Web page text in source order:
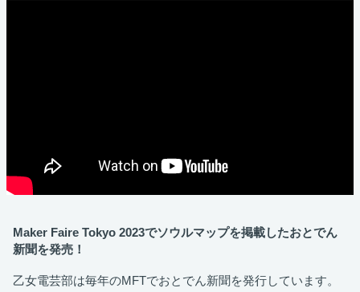
Maker Faire Tokyo 2023でソウルマップを掲載したおとでん
新聞を発売！
乙女電芸部は毎年のMFTでおとでん新聞を発行しています。